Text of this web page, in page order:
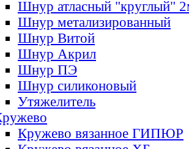
Шнур атласный "круглый"
Шнур метализированный
Шнур Витой
Шнур Акрил
Шнур ПЭ
Шнур силиконовый
Утяжелитель
Кружево вязанное ГИПЮР